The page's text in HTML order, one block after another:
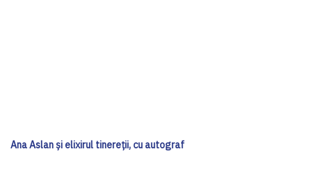
Ana Aslan și elixirul tinereții, cu autograf